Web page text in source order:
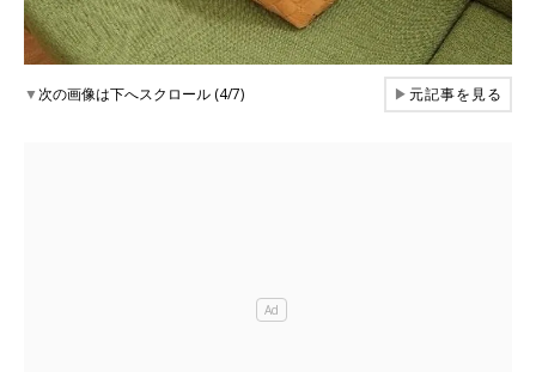
▼次の画像は下へスクロール (4/7) ▶元記事を見る